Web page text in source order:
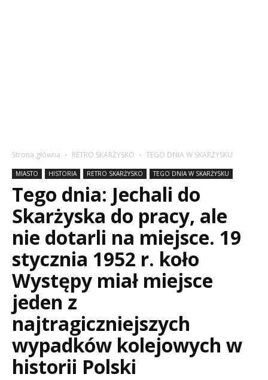
Strona główna RETRO SKARŻYSKO TEGO DNIA W SKARŻYSKU
MIASTO HISTORIA RETRO SKARŻYSKO TEGO DNIA W SKARŻYSKU
Tego dnia: Jechali do
Skarżyska do pracy, ale
nie dotarli na miejsce. 19
stycznia 1952 r. koło
Występy miał miejsce
jeden z
najtragiczniejszych
wypadków kolejowych w
historii Polski